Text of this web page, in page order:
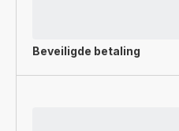
Beveiligde betaling